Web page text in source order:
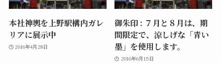
本社神輿を上野駅構内ガレ
リアに展示中
2016年4月28日
御朱印 : ７月と８月は、期
間限定で、涼しげな「青い
墨」を使用します。
2016年6月15日